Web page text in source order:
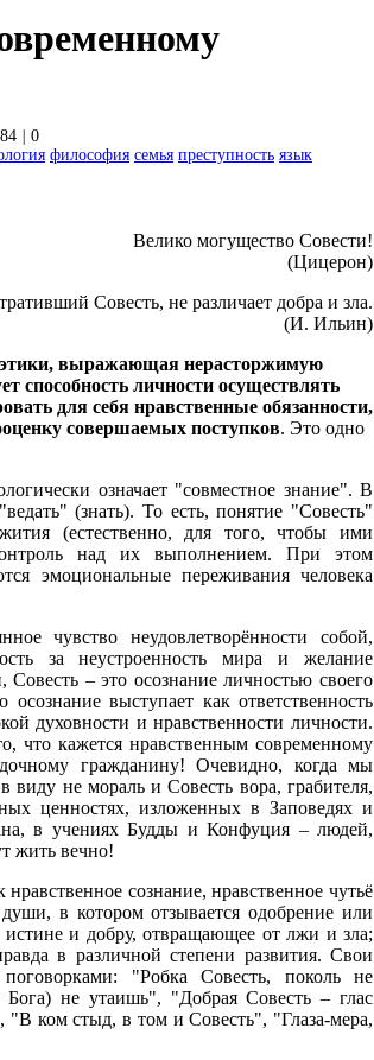
0
философия семья преступность язык
Велико могущество Совести!
(Цицерон)
Совесть, не различает добра и зла.
(И. Ильин)
этики, выражающая нерасторжимую
способность личности осуществлять
для себя нравственные обязанности,
совершаемых поступков. Это одно
означает "совместное знание". В
(знать). То есть, понятие "Совесть"
(естественно, для того, чтобы ими
над их выполнением. При этом
эмоциональные переживания человека
чувство неудовлетворённости собой,
за неустроенность мира и желание
– это осознание личностью своего
выступает как ответственность
духовности и нравственности личности.
что кажется нравственным современному
гражданину! Очевидно, когда мы
не мораль и Совесть вора, грабителя,
ценностях, изложенных в Заповедях и
в учениях Будды и Конфуция – людей,
жить вечно!
сознание, нравственное чутьё
в котором отзывается одобрение или
и добру, отвращающее от лжи и зла;
в различной степени развития. Свои
"Робка Совесть, поколь не
не утаишь", "Добрая Совесть – глас
ком стыд, в том и Совесть", "Глаза-мера,